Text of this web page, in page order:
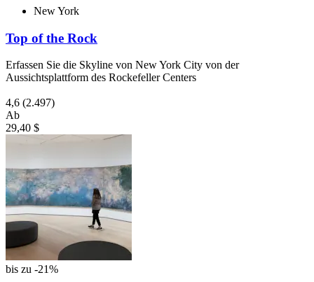
New York
Top of the Rock
Erfassen Sie die Skyline von New York City von der
Aussichtsplattform des Rockefeller Centers
4,6 (2.497)
Ab
29,40 $
bis zu -21%